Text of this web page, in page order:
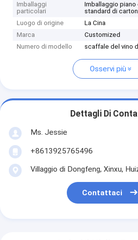
Imballaggi
particolari
Imballaggio
standard di
Luogo di origine
La Cina
Marca
Customized
Numero di modello
scaffale del vino
Osservi più
Dettagli Di
Ms. Jessie
+8613925765496
Villaggio di Dongfeng, Xinxu,
Contattaci